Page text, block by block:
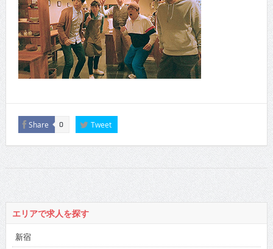
Share 0 Tweet
エリアで求人を探す
新宿